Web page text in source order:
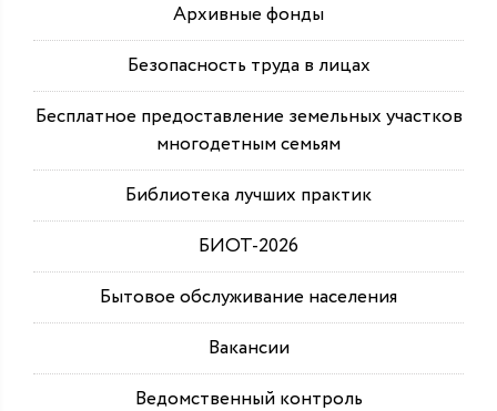
Архивные фонды
Безопасность труда в лицах
Бесплатное предоставление земельных участков
многодетным семьям
Библиотека лучших практик
БИОТ-2026
Бытовое обслуживание населения
Вакансии
Ведомственный контроль